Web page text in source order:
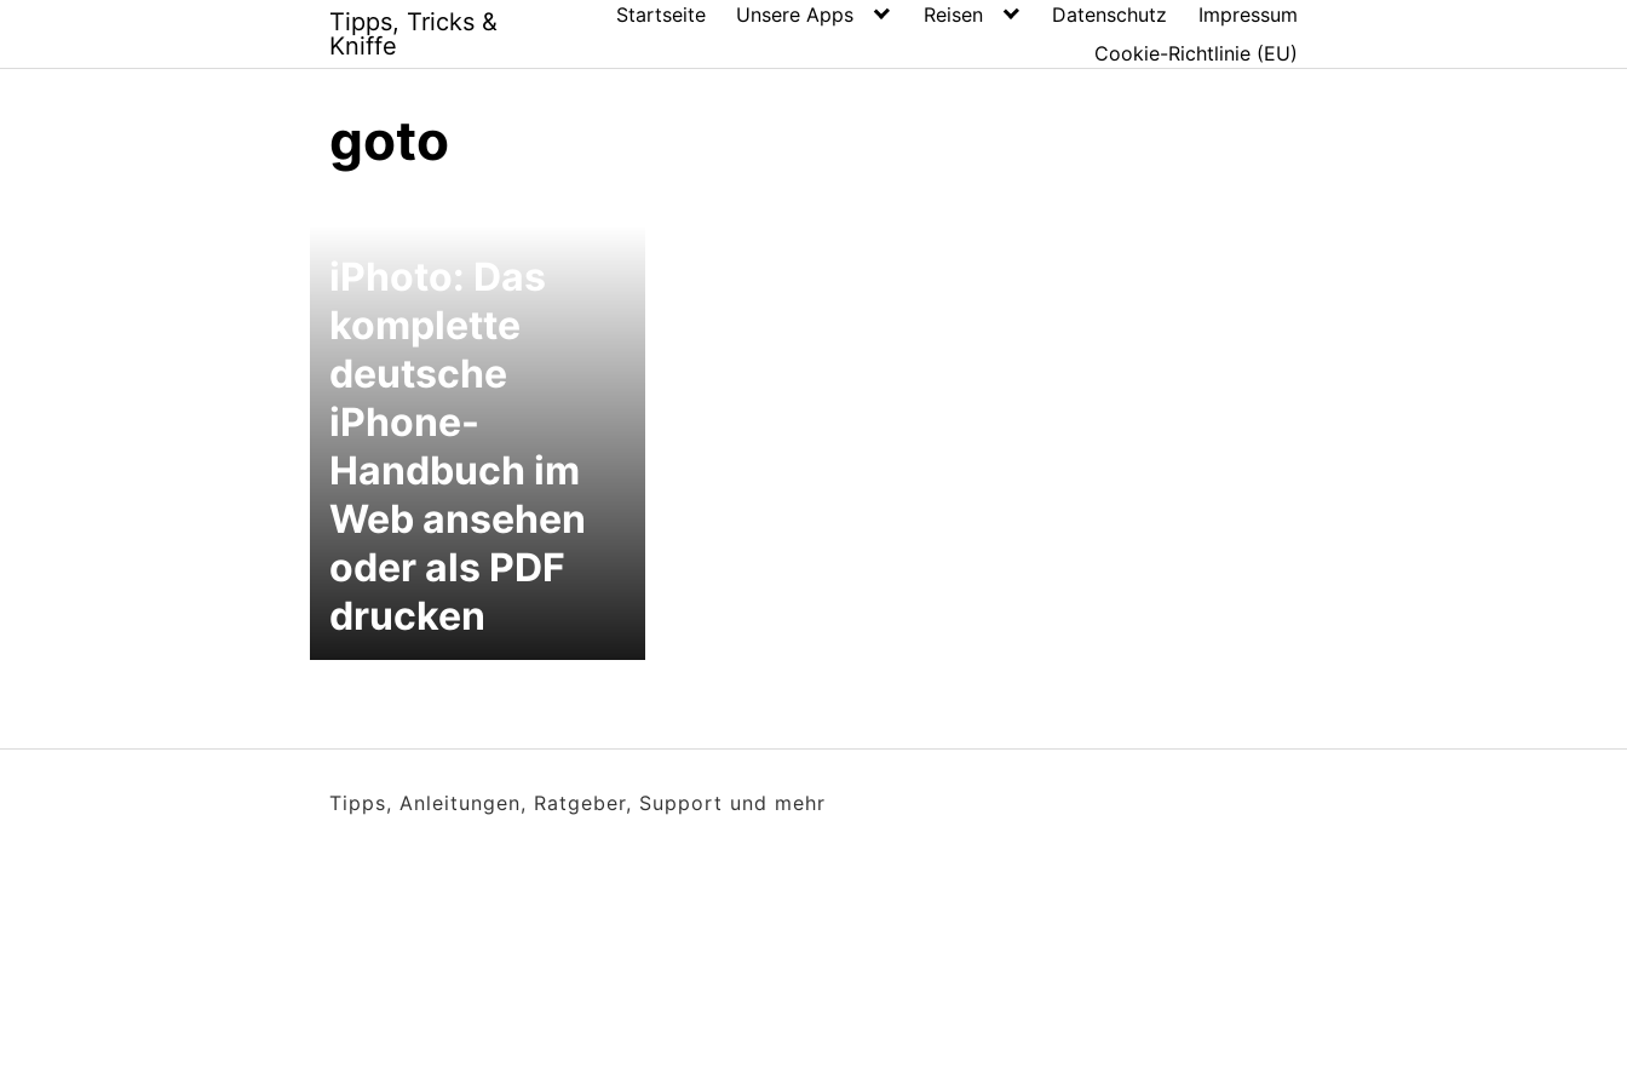
content
Tipps, Tricks &
Kniffe
Startseite Unsere Apps Reisen Datenschutz
Impressum
Cookie-Richtlinie (EU)
goto
iPhoto: Das
komplette
deutsche
iPhone-
Handbuch im
Web ansehen
oder als PDF
drucken
Tipps, Anleitungen, Ratgeber, Support und mehr